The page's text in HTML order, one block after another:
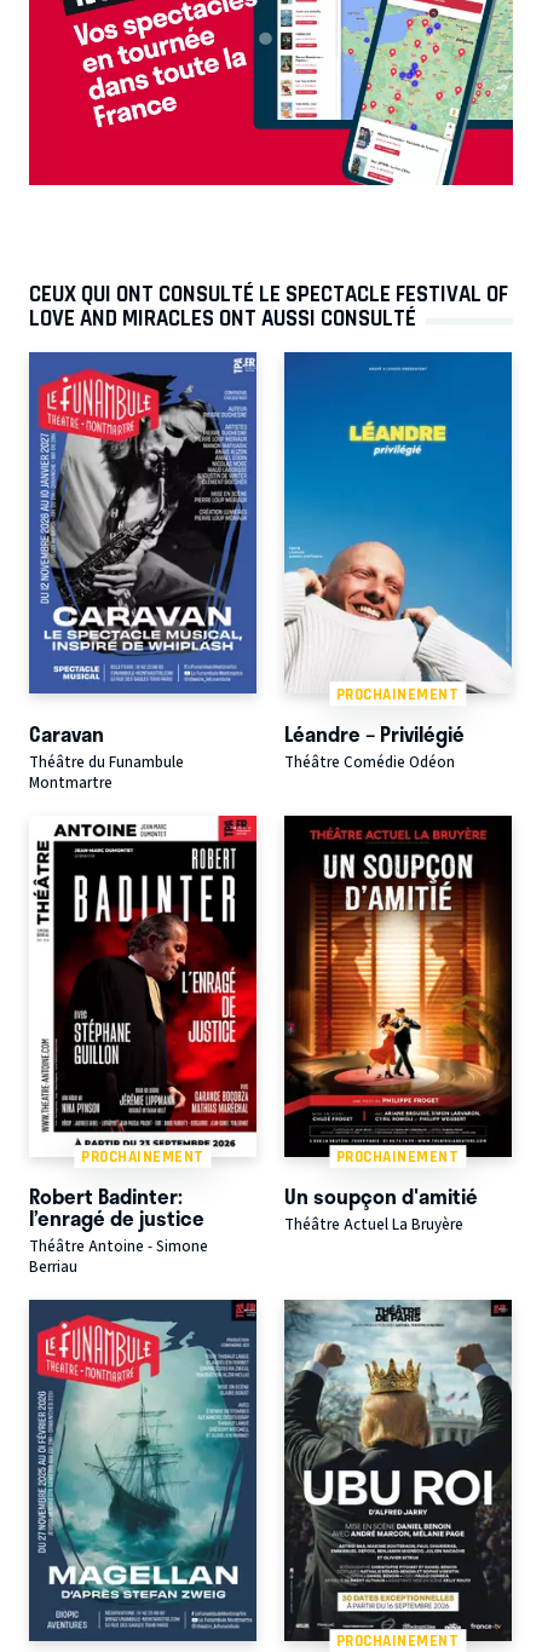
CEUX QUI ONT CONSULTÉ LE SPECTACLE FESTIVAL OF
LOVE AND MIRACLES ONT AUSSI CONSULTÉ
Caravan
Théâtre du Funambule
Montmartre
PROCHAINEMENT
Léandre – Privilégié
Théâtre Comédie Odéon
PROCHAINEMENT
Robert Badinter:
l’enragé de justice
Théâtre Antoine - Simone
Berriau
PROCHAINEMENT
Un soupçon d'amitié
Théâtre Actuel La Bruyère
PROCHAINEMENT